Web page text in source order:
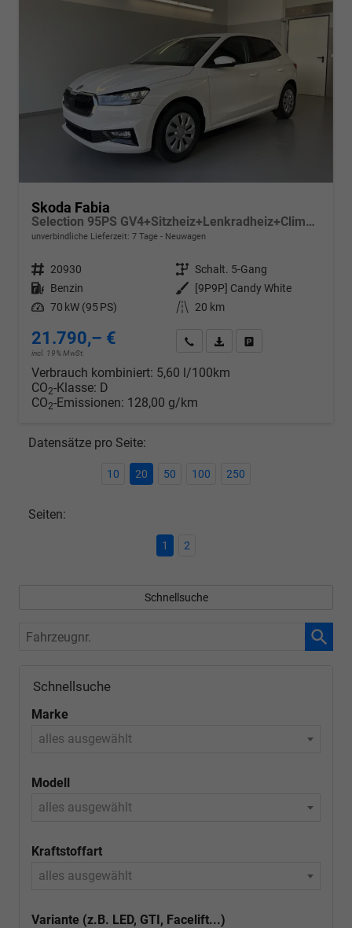
Skoda Fabia
Selection 95PS GV4+Sitzheiz+Lenkradheiz+Climatronic+Sunset+AppConnect+PDC
unverbindliche Lieferzeit: 7 Tage Neuwagen
Fahrzeugnr. 20930 Getriebe Schalt. 5-Gang
Kraftstoff Benzin Außenfarbe
[9P9P] Candy White
Leistung 70 kW (95 PS) Kilometerstand 20 km
21.790,– €
incl. 19% MwSt.
Wir rufen Sie anPDF-Datei, Fahrzeugexposé
Verbrauch kombiniert: 5,60 l/100km
CO2-Klasse: D
CO2-Emissionen: 128,00 g/km
Datensätze pro Seite:
10 20 50 100 250
Seiten:
1 2
Schnellsuche
Fahrzeugnr.
Schnellsuche
Marke
alles ausgewählt
Modell
alles ausgewählt
Kraftstoffart
alles ausgewählt
Variante (z.B. LED, GTI, Facelift...)